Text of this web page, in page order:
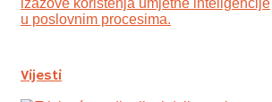
izazove korištenja umjetne inteligencije
u poslovnim procesima.
Vijesti